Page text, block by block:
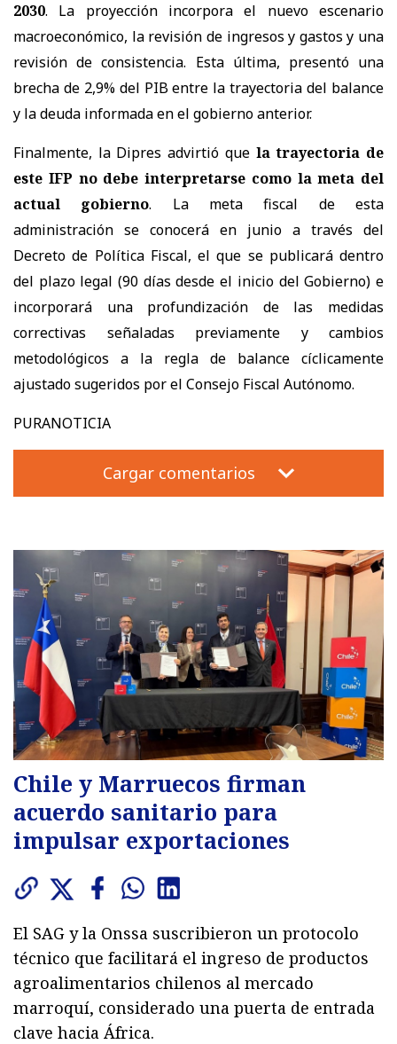
2030. La proyección incorpora el nuevo escenario
macroeconómico, la revisión de ingresos y gastos y una
revisión de consistencia. Esta última, presentó una
brecha de 2,9% del PIB entre la trayectoria del balance
y la deuda informada en el gobierno anterior.
Finalmente, la Dipres advirtió que la trayectoria de
este IFP no debe interpretarse como la meta del
actual gobierno. La meta fiscal de esta
administración se conocerá en junio a través del
Decreto de Política Fiscal, el que se publicará dentro
del plazo legal (90 días desde el inicio del Gobierno) e
incorporará una profundización de las medidas
correctivas señaladas previamente y cambios
metodológicos a la regla de balance cíclicamente
ajustado sugeridos por el Consejo Fiscal Autónomo.
PURANOTICIA
Cargar comentarios
Chile y Marruecos firman
acuerdo sanitario para
impulsar exportaciones
El SAG y la Onssa suscribieron un protocolo
técnico que facilitará el ingreso de productos
agroalimentarios chilenos al mercado
marroquí, considerado una puerta de entrada
clave hacia África.